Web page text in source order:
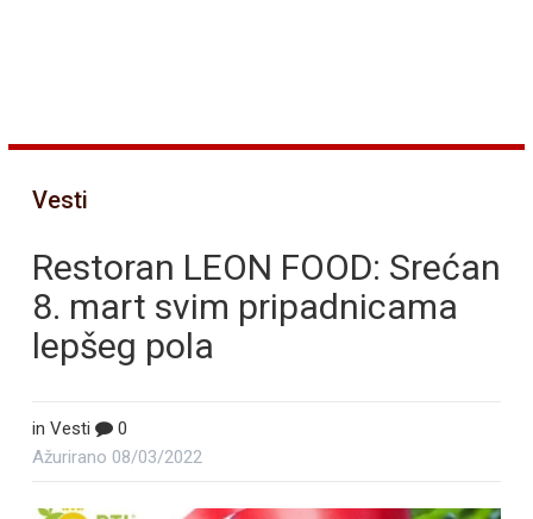
Vesti
Restoran LEON FOOD: Srećan
8. mart svim pripadnicama
lepšeg pola
in Vesti
0
Ažurirano 08/03/2022